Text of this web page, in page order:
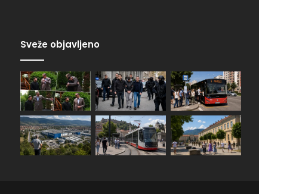
Sveže objavljeno